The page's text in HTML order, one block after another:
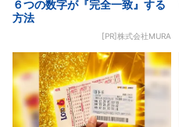
６つの数字が『完全一致』する
方法
[PR]株式会社MURA